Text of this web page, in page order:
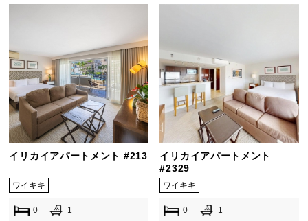
イリカイアパートメント #213
ワイキキ
0 1
イリカイアパートメント
#2329
ワイキキ
0 1